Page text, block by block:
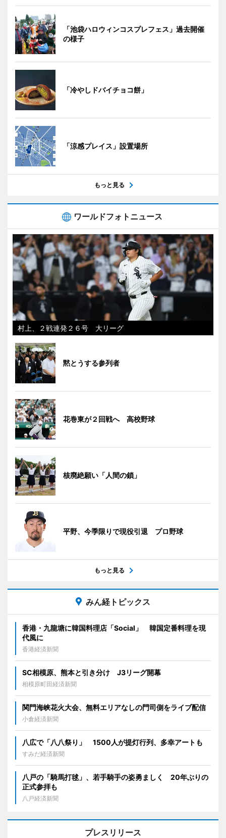
「池袋ハロウィンコスプレフェス」過去開催
の様子
「冷やしドバイチョコ餅」
「涼感プレイス」設置場所
もっと見る
ワールドフォトニュース
村上、２戦連発２６号 大リーグ
黙とうする参列者
花巻東が２回戦へ 高校野球
核廃絶願い「人間の鎖」
平野、今季限りで現役引退 プロ野球
もっと見る
みん経トピックス
香港・九龍塘に韓国料理店「Social」 韓国定番料理を現
代風に
香港経済新聞
SC相模原、熊本と引き分け J3リーグ開幕
相模原町田経済新聞
関門海峡花火大会、無料エリアなしの門司側をライブ配信
小倉経済新聞
八広で「八八祭り」 1500人が提灯行列、多幸アートも
すみだ経済新聞
八戸の「騎馬打毬」、若手騎手の姿勇ましく 20年ぶりの
正式参拝も
八戸経済新聞
プレスリリース